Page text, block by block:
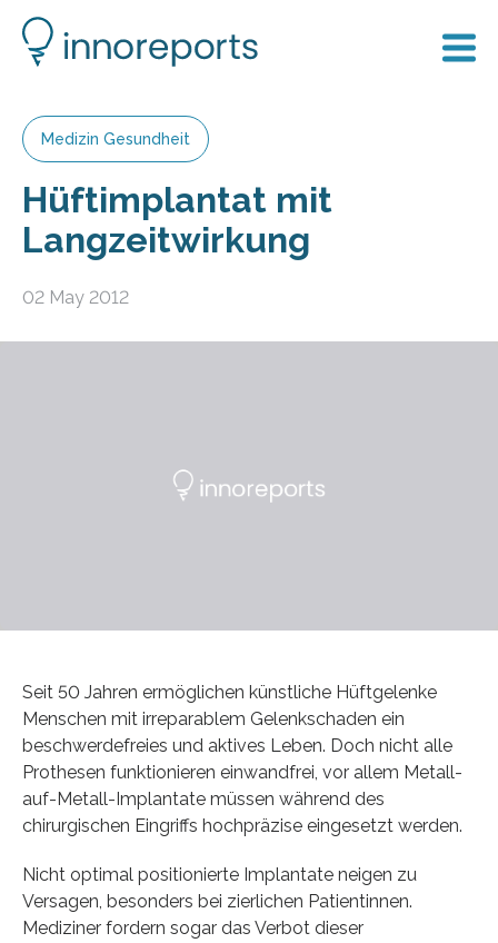
Medizin Gesundheit
Hüftimplantat mit
Langzeitwirkung
02 May 2012
Seit 50 Jahren ermöglichen künstliche Hüftgelenke
Menschen mit irreparablem Gelenkschaden ein
beschwerdefreies und aktives Leben. Doch nicht alle
Prothesen funktionieren einwandfrei, vor allem Metall-
auf-Metall-Implantate müssen während des
chirurgischen Eingriffs hochpräzise eingesetzt werden.
Nicht optimal positionierte Implantate neigen zu
Versagen, besonders bei zierlichen Patientinnen.
Mediziner fordern sogar das Verbot dieser